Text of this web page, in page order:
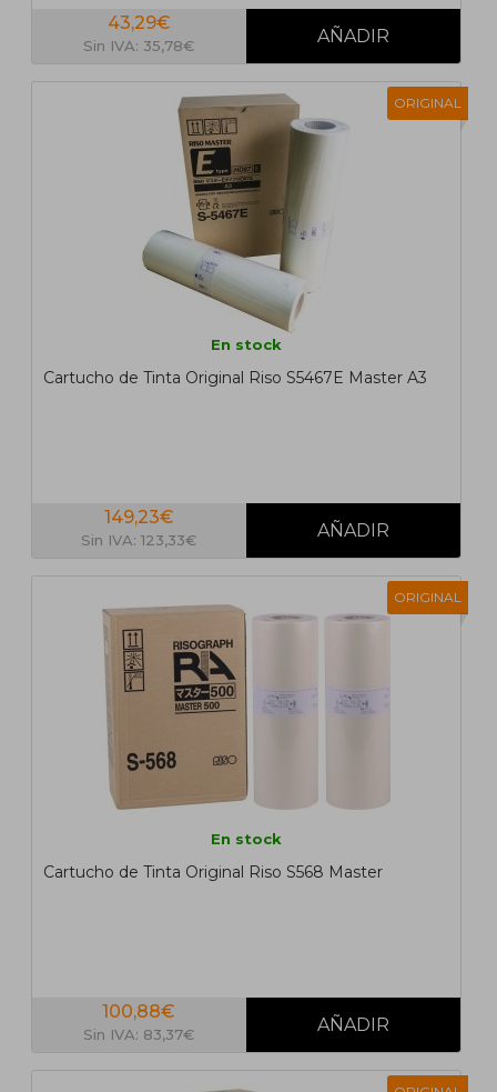
43,29€
Sin IVA: 35,78€
ORIGINAL
En stock
Cartucho de Tinta Original Riso S5467E Master A3
149,23€
Sin IVA: 123,33€
ORIGINAL
En stock
Cartucho de Tinta Original Riso S568 Master
100,88€
Sin IVA: 83,37€